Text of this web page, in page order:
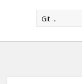
Git ...